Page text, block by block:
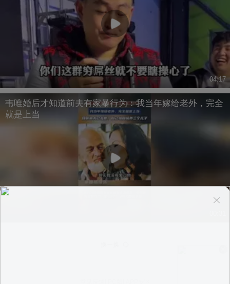
04:17
韦唯婚后才知道前夫有家暴行为：我当年嫁给老外，完全
就是上当